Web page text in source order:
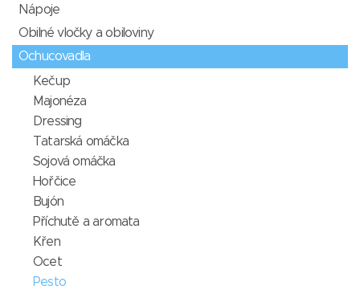
Nápoje
Obilné vločky a obiloviny
Ochucovadla
Kečup
Majonéza
Dressing
Tatarská omáčka
Sojová omáčka
Hořčice
Bujón
Příchutě a aromata
Křen
Ocet
Pesto